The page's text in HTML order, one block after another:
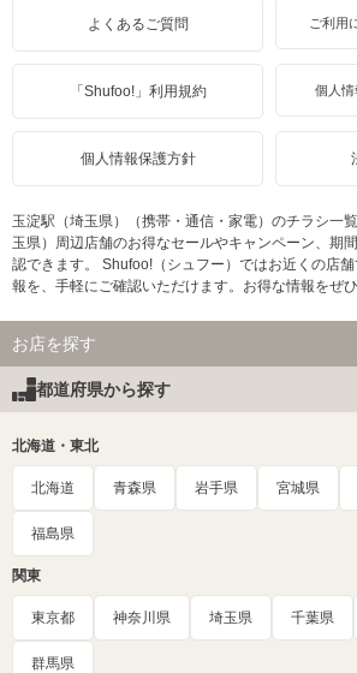
よくあるご質問 ご利用
「Shufoo!」利用規約 個人情
個人情報保護方針
玉淀駅（埼玉県）（携帯・通信・家電）のチラシ一
玉県）周辺店舗のお得なセールやキャンペーン、期
認できます。 Shufoo!（シュフー）ではお近くの店
報を、手軽にご確認いただけます。お得な情報をぜひ
お店を探す
都道府県から探す
北海道・東北
北海道 青森県 岩手県 宮城県
福島県
関東
東京都 神奈川県 埼玉県 千葉県
群馬県